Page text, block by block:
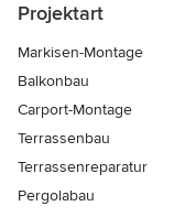
Projektart
Markisen-Montage
Balkonbau
Carport-Montage
Terrassenbau
Terrassenreparatur
Pergolabau